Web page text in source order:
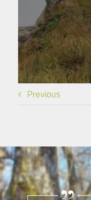
Previous